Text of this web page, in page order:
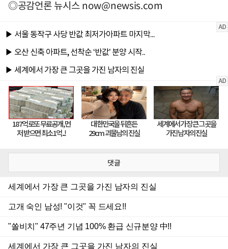
◎공감언론 뉴시스now@newsis.com
댓글